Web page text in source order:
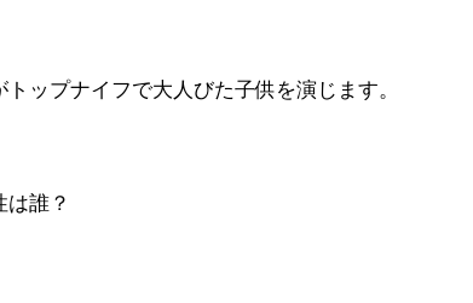
ップナイフで大人びた子供を演じます。
は誰？